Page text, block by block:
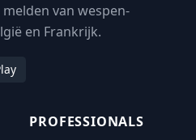
van wespen-
en Frankrijk.
PROFESSIONALS